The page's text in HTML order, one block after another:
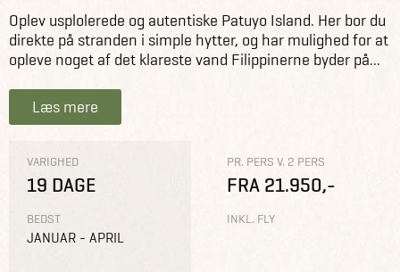
Oplev usplolerede og autentiske Patuyo Island. Her bor du
direkte på stranden i simple hytter, og har mulighed for at
opleve noget af det klareste vand Filippinerne byder på...
Læs mere
VARIGHED
19 DAGE
BEDST
JANUAR - APRIL
PR. PERS V. 2 PERS
FRA 21.950,-
INKL. FLY